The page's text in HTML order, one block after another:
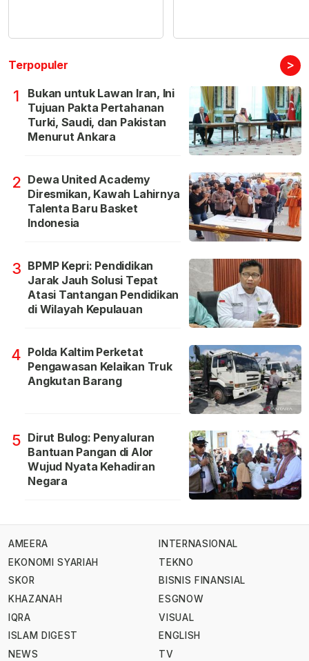
Terpopuler >
1
Bukan untuk Lawan Iran, Ini
Tujuan Pakta Pertahanan
Turki, Saudi, dan Pakistan
Menurut Ankara
2 Dewa United Academy
Diresmikan, Kawah Lahirnya
Talenta Baru Basket
Indonesia
3 BPMP Kepri: Pendidikan
Jarak Jauh Solusi Tepat
Atasi Tantangan Pendidikan
di Wilayah Kepulauan
4 Polda Kaltim Perketat
Pengawasan Kelaikan Truk
Angkutan Barang
5 Dirut Bulog: Penyaluran
Bantuan Pangan di Alor
Wujud Nyata Kehadiran
Negara
AMEERA
EKONOMI SYARIAH
SKOR
KHAZANAH
IQRA
ISLAM DIGEST
NEWS
INTERNASIONAL
TEKNO
BISNIS FINANSIAL
ESGNOW
VISUAL
ENGLISH
TV